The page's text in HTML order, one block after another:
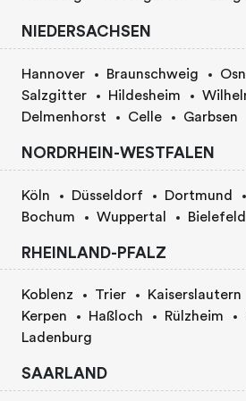
NIEDERSACHSEN
Hannover Braunschweig
Salzgitter
Hildesheim
Delmenhorst
Celle Garbsen
NORDRHEIN-WESTFALEN
Köln Düsseldorf Dortmund
Bochum
Wuppertal Bielefeld
RHEINLAND-PFALZ
Koblenz Trier Kaiserslautern
Kerpen
Haßloch Rülzheim
Ladenburg
SAARLAND